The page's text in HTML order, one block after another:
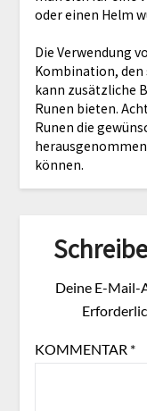
oder einen Helm
Die Verwendung
Kombination, den
kann zusätzliche
Runen bieten.
Runen die
können.
Deine E-Mail-
KOMMENTAR *